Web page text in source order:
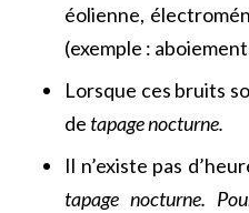
éolienne,
(exemple :
Lorsque ces bruits
de tapage nocturne.
Il n’existe pas
tapage nocturne.